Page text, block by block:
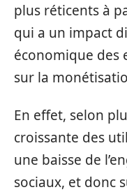
plus réticents à
qui a un impact
économique des
sur la
En effet, selon
croissante des
une baisse de
sociaux, et donc